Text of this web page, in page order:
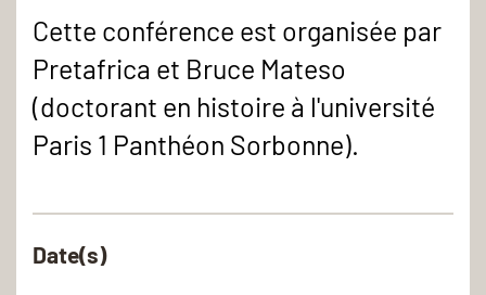
Cette conférence est organisée par
Pretafrica et Bruce Mateso
(doctorant en histoire à l'université
Paris 1 Panthéon Sorbonne).
Date(s)